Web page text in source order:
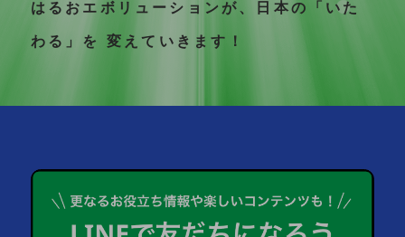
はるおエボリューションが、日本の「いた
わる」を 変えていきます！